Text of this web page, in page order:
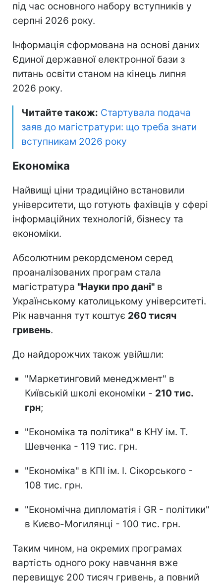
під час основного набору вступників у
серпні 2026 року.
Інформація сформована на основі даних
Єдиної державної електронної бази з
питань освіти станом на кінець липня
2026 року.
Читайте також: Стартувала подача
заяв до магістратури: що треба знати
вступникам 2026 року
Економіка
Найвищі ціни традиційно встановили
університети, що готують фахівців у сфері
інформаційних технологій, бізнесу та
економіки.
Абсолютним рекордсменом серед
проаналізованих програм стала
магістратура "Науки про дані" в
Українському католицькому університеті.
Рік навчання тут коштує 260 тисяч
гривень.
До найдорожчих також увійшли:
"Маркетинговий менеджмент" в
Київській школі економіки - 210 тис.
грн;
"Економіка та політика" в КНУ ім. Т.
Шевченка - 119 тис. грн.
"Економіка" в КПІ ім. І. Сікорського -
108 тис. грн.
"Економічна дипломатія і GR - політики"
в Києво-Могилянці - 100 тис. грн.
Таким чином, на окремих програмах
вартість одного року навчання вже
перевищує 200 тисяч гривень, а повний